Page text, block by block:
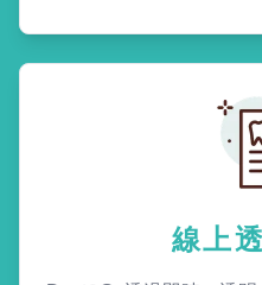
線上